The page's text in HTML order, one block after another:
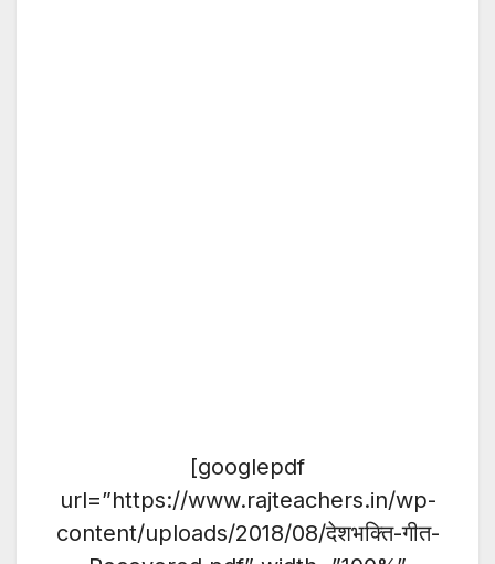
[googlepdf
url=”https://www.rajteachers.in/wp-
content/uploads/2018/08/देशभक्ति-गीत-